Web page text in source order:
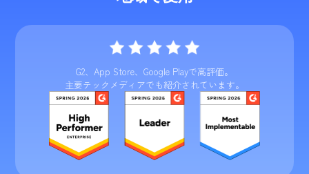
G2、App Store、Google Playで高評価。
主要テックメディアでも紹介されています。